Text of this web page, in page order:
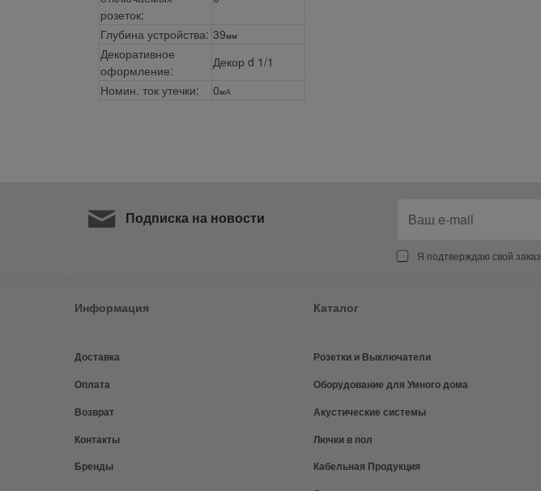
розеток:
Глубина устройства: 39мм
Декоративное
оформление:
Декор d 1/1
Номин. ток утечки:
0мА
Подписка на новости
Я подтверждаю свой заказ.
Информация
Доставка
Оплата
Возврат
Контакты
Бренды
Каталог
Розетки и Выключатели
Оборудование для Умного дома
Акустические системы
Лючки в пол
Кабельная Продукция